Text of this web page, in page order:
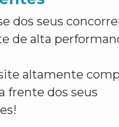
dos seus
de alta
altamente
frente dos seus